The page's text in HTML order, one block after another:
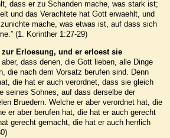
dass er zu Schanden mache, was stark ist;
und das Verachtete hat Gott erwaehlt, und
mache, was etwas ist, auf dass sich
(1. Korinther 1:27-29)
Erloesung, und er erloest sie
aber, dass denen, die Gott lieben, alle Dinge
die nach dem Vorsatz berufen sind. Denn
die hat er auch verordnet, dass sie gleich
seines Sohnes, auf dass derselbe der
Bruedern. Welche er aber verordnet hat, die
er aber berufen hat, die hat er auch gerecht
gerecht gemacht, die hat er auch herrlich